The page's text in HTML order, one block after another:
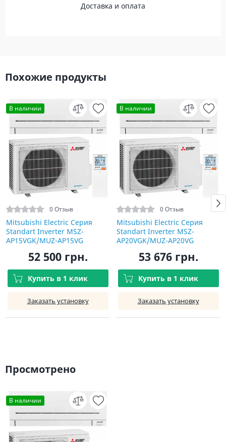
Доставка и оплата
Похожие продукты
В наличии
0 Отзыв
Mitsubishi Electric Серия
Standart Inverter MSZ-
AP15VGK/MUZ-AP15VG
52 500 грн.
Купить в 1 клик
Заказать установку
В наличии
0 Отзыв
Mitsubishi Electric Серия
Standart Inverter MSZ-
AP20VGK/MUZ-AP20VG
53 676 грн.
Купить в 1 клик
Заказать установку
Просмотрено
В наличии